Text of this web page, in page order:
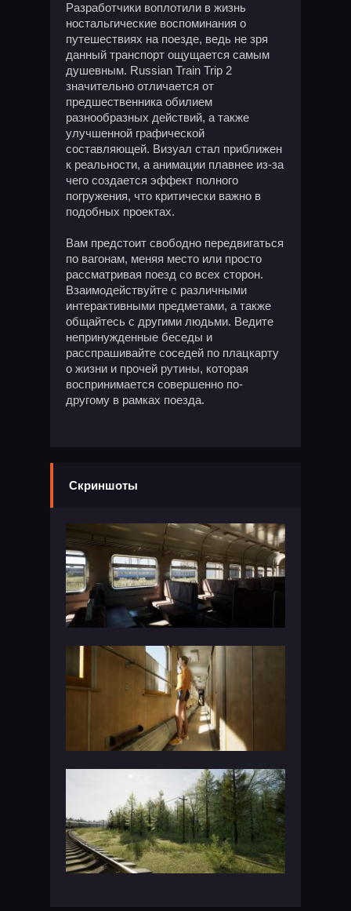
Разработчики воплотили в жизнь
ностальгические воспоминания о
путешествиях на поезде, ведь не зря
данный транспорт ощущается самым
душевным. Russian Train Trip 2
значительно отличается от
предшественника обилием
разнообразных действий, а также
улучшенной графической
составляющей. Визуал стал приближен
к реальности, а анимации плавнее из-за
чего создается эффект полного
погружения, что критически важно в
подобных проектах.
Вам предстоит свободно передвигаться
по вагонам, меняя место или просто
рассматривая поезд со всех сторон.
Взаимодействуйте с различными
интерактивными предметами, а также
общайтесь с другими людьми. Ведите
непринужденные беседы и
расспрашивайте соседей по плацкарту
о жизни и прочей рутины, которая
воспринимается совершенно по-
другому в рамках поезда.
Скриншоты